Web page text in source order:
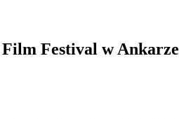
Festival w Ankarze